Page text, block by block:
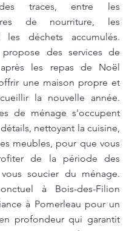
traces, entre les
de nourriture, les
déchets accumulés.
propose des services de
les repas de Noël
une maison propre et
la nouvelle année.
de ménage s'occupent
nettoyant la cuisine,
meubles, pour que vous
de la période des
soucier du ménage.
à Bois-des-Filion
à Pomerleau pour un
profondeur qui garantit